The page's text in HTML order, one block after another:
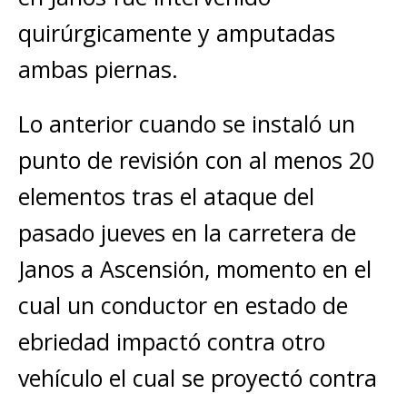
quirúrgicamente y amputadas
ambas piernas.
Lo anterior cuando se instaló un
punto de revisión con al menos 20
elementos tras el ataque del
pasado jueves en la carretera de
Janos a Ascensión, momento en el
cual un conductor en estado de
ebriedad impactó contra otro
vehículo el cual se proyectó contra